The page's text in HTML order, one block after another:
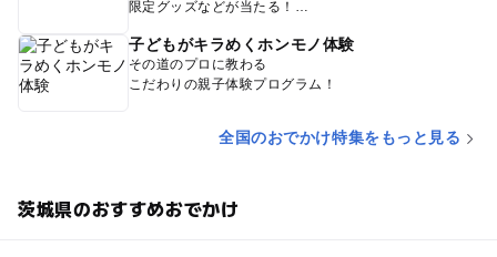
限定グッズなどが当たる！
子どもがキラめくホンモノ体験
その道のプロに教わる
こだわりの親子体験プログラム！
全国のおでかけ特集をもっと見る
茨城県のおすすめおでかけ